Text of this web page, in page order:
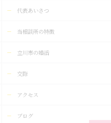
代表あいさつ
当相談所の特徴
立川市の婚活
交際
アクセス
ブログ